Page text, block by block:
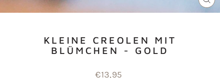
KLEINE CREOLEN MIT
BLÜMCHEN - GOLD
Normaler
€13,95